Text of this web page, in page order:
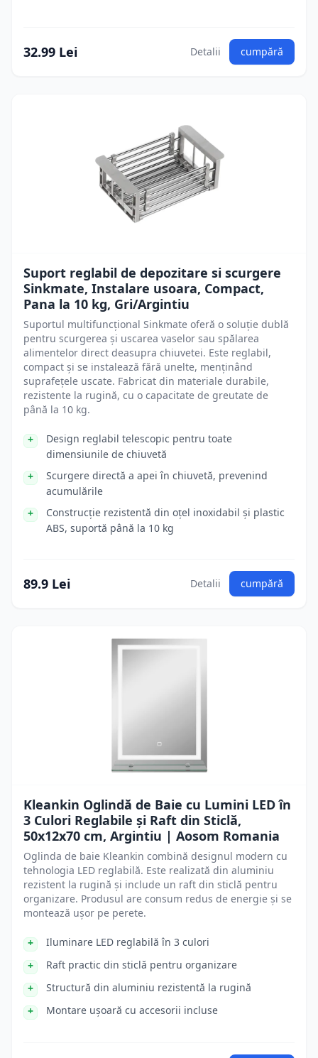
32.99 Lei Detalii cumpără
Suport reglabil de depozitare si scurgere
Sinkmate, Instalare usoara, Compact,
Pana la 10 kg, Gri/Argintiu
Suportul multifuncțional Sinkmate oferă o soluție dublă
pentru scurgerea și uscarea vaselor sau spălarea
alimentelor direct deasupra chiuvetei. Este reglabil,
compact și se instalează fără unelte, menținând
suprafețele uscate. Fabricat din materiale durabile,
rezistente la rugină, cu o capacitate de greutate de
până la 10 kg.
Design reglabil telescopic pentru toate
dimensiunile de chiuvetă
Scurgere directă a apei în chiuvetă, prevenind
acumulările
Construcție rezistentă din oțel inoxidabil și plastic
ABS, suportă până la 10 kg
89.9 Lei Detalii cumpără
Kleankin Oglindă de Baie cu Lumini LED în
3 Culori Reglabile și Raft din Sticlă,
50x12x70 cm, Argintiu | Aosom Romania
Oglinda de baie Kleankin combină designul modern cu
tehnologia LED reglabilă. Este realizată din aluminiu
rezistent la rugină și include un raft din sticlă pentru
organizare. Produsul are consum redus de energie și se
montează ușor pe perete.
Iluminare LED reglabilă în 3 culori
Raft practic din sticlă pentru organizare
Structură din aluminiu rezistentă la rugină
Montare ușoară cu accesorii incluse